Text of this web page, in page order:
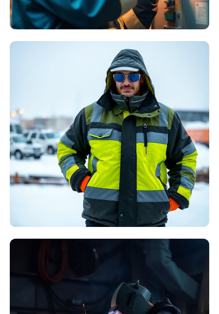
Störlichtbogen
Komplett-Sets
Winter Arbeitskleidung
Essentials